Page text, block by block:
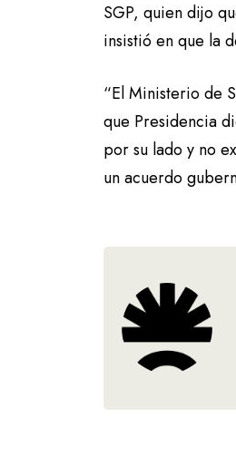
SGP, quien dijo
insistió en que la
“El Ministerio de
que Presidencia
por su lado y no
un acuerdo